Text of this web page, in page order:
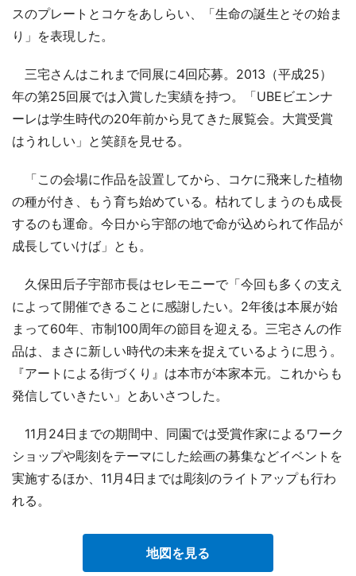
スのプレートとコケをあしらい、「生命の誕生とその始ま
り」を表現した。
三宅さんはこれまで同展に4回応募。2013（平成25）
年の第25回展では入賞した実績を持つ。「UBEビエンナ
ーレは学生時代の20年前から見てきた展覧会。大賞受賞
はうれしい」と笑顔を見せる。
「この会場に作品を設置してから、コケに飛来した植物
の種が付き、もう育ち始めている。枯れてしまうのも成長
するのも運命。今日から宇部の地で命が込められて作品が
成長していけば」とも。
久保田后子宇部市長はセレモニーで「今回も多くの支え
によって開催できることに感謝したい。2年後は本展が始
まって60年、市制100周年の節目を迎える。三宅さんの作
品は、まさに新しい時代の未来を捉えているように思う。
『アートによる街づくり』は本市が本家本元。これからも
発信していきたい」とあいさつした。
11月24日までの期間中、同園では受賞作家によるワーク
ショップや彫刻をテーマにした絵画の募集などイベントを
実施するほか、11月4日までは彫刻のライトアップも行わ
れる。
地図を見る